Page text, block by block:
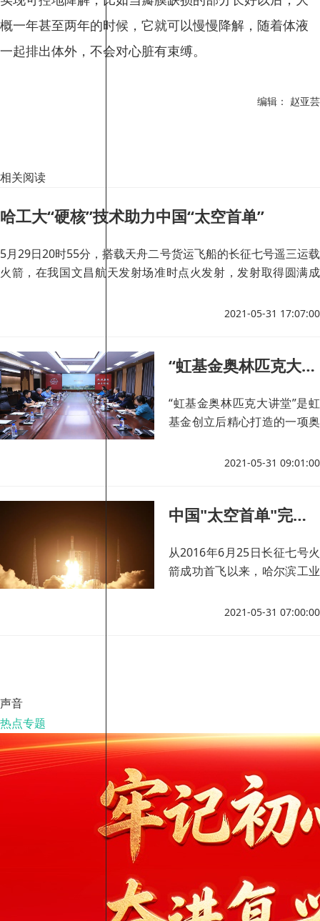
概一年甚至两年的时候，它就可以慢慢降解，随着体液
一起排出体外，不会对心脏有束缚。
编辑： 赵亚芸
相关阅读
哈工大“硬核”技术助力中国“太空首单”
5月29日20时55分，搭载天舟二号货运飞船的长征七号遥三运载
火箭，在我国文昌航天发射场准时点火发射，发射取得圆满成
2021-05-31 17:07:00
“虹基金奥林匹克大讲堂”走进哈工大
“虹基金奥林匹克大讲堂”是虹
基金创立后精心打造的一项奥
过邀请奥运冠军、世界冠军、
通过座谈、演讲、图片展览、
讲述奥林匹克文化、传授冰雪
运动知识，促进大学生对奥运
2021-05-31 09:01:00
中国"太空首单"完成签收 哈工大技术给力！
从2016年6月25日长征七号火
箭成功首飞以来，哈尔滨工业
研发的流体压力成形技术，已
2021-05-31 07:00:00
声音
热点专题